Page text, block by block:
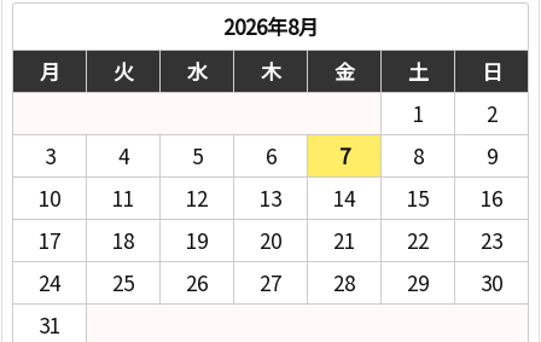
2026年8月
月
火 水 木 金 土
日
1
2
3
4 5 6 7 8
9
10
11 12 13 14 15
16
17
18 19 20 21 22
23
24
25 26 27 28 29
30
31